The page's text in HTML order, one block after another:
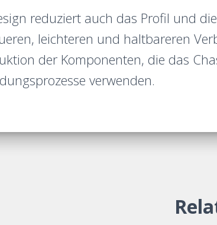
reduziert auch das Profil und
leichteren und haltbareren
der Komponenten, die das
verwenden.